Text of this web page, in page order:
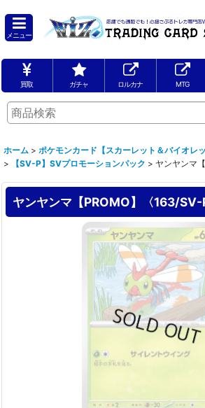
メニュー
買取 ガチャ ロルカナ MTG
ホーム > ポケモンカード【スカーレット＆バイオレッ
>
【SV-P】SVプロモーションパック > ヤンヤンマ
ヤンヤンマ【PROMO】〈163/SV-